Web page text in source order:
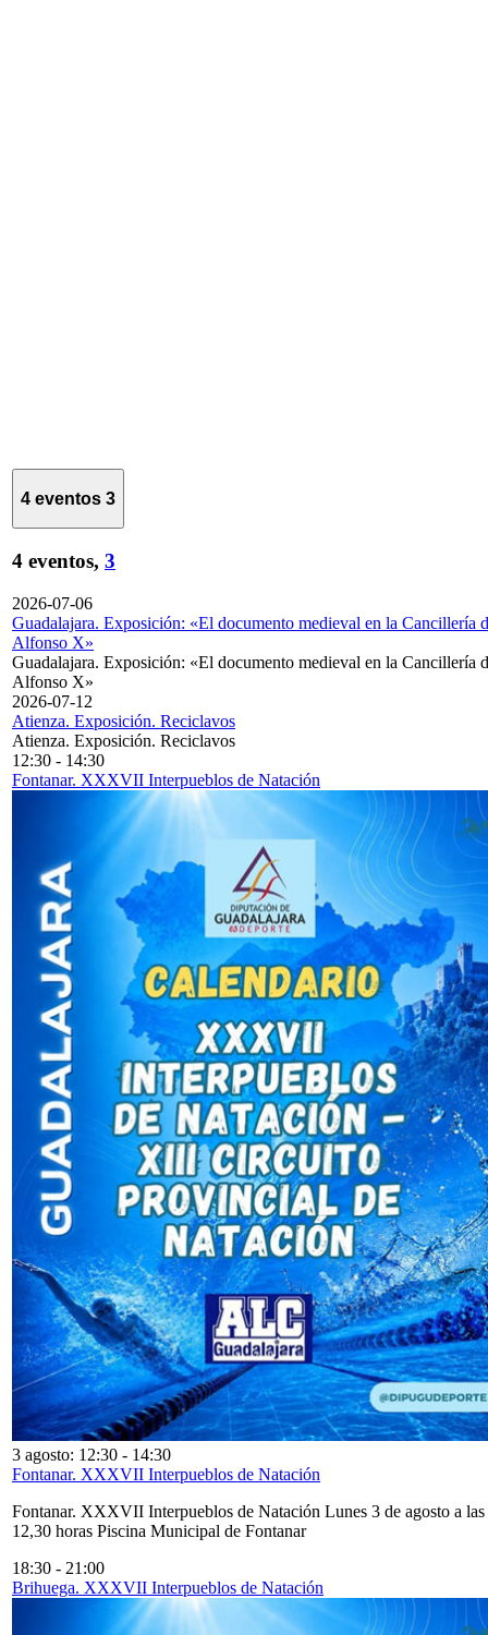
4 eventos 3
4 eventos, 3
2026-07-06
Guadalajara. Exposición: «El documento medieval en la Cancillería
Alfonso X»
Guadalajara. Exposición: «El documento medieval en la Cancillería
Alfonso X»
2026-07-12
Atienza. Exposición. Reciclavos
Atienza. Exposición. Reciclavos
12:30 - 14:30
Fontanar. XXXVII Interpueblos de Natación
3 agosto: 12:30 - 14:30
Fontanar. XXXVII Interpueblos de Natación
Fontanar. XXXVII Interpueblos de Natación Lunes 3 de agosto a las
12,30 horas Piscina Municipal de Fontanar
18:30 - 21:00
Brihuega. XXXVII Interpueblos de Natación